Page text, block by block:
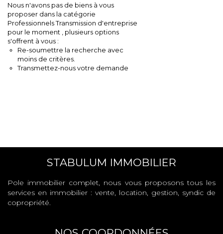
Nous n'avons pas de biens à vous
proposer dans la catégorie
Professionnels Transmission d'entreprise
pour le moment , plusieurs options
s'offrent à vous :
Re-soumettre la recherche avec
moins de critères.
Transmettez-nous votre demande
STABULUM IMMOBILIER
Pole immobilier complet, nous vous proposons tous les
services en immobilier : vente, location, gestion, syndic de
copropriété.